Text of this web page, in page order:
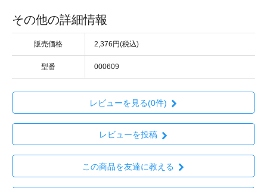
その他の詳細情報
販売価格 2,376円(税込)
型番 000609
レビューを見る(0件)
レビューを投稿
この商品を友達に教える